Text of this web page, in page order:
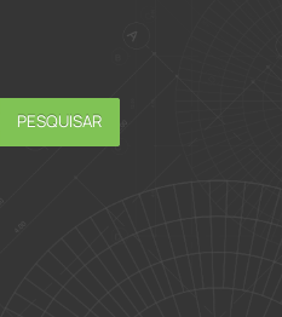
PESQUISAR